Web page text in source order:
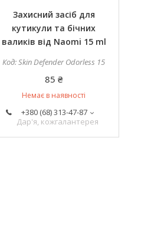
Захисний засіб для
кутикули та бічних
валиків від Naomi 15 ml
Skin Defender Odorless 15
85 ₴
Немає в наявності
+380 (68) 313-47-87
Дар'я, кожгалантерея